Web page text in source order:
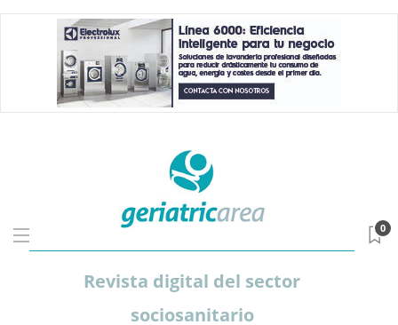
Revista digital del sector
sociosanitario
0